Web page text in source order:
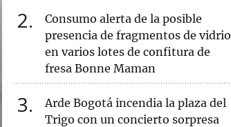
2
Consumo alerta de la posible
presencia de fragmentos de vidrio
en varios lotes de confitura de
fresa Bonne Maman
3
Arde Bogotá incendia la plaza del
Trigo con un concierto sorpresa